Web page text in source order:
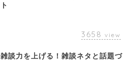
ト
3658 view
雑談力を上げる！雑談ネタと話題づ